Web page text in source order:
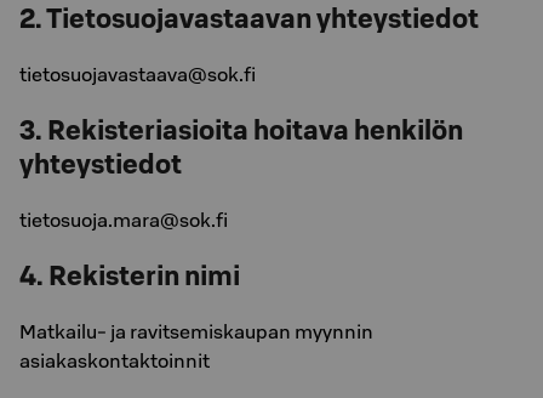
2. Tietosuojavastaavan yhteystiedot
tietosuojavastaava@sok.fi
3. Rekisteriasioita hoitava henkilön
yhteystiedot
tietosuoja.mara@sok.fi
4. Rekisterin nimi
Matkailu- ja ravitsemiskaupan myynnin
asiakaskontaktoinnit